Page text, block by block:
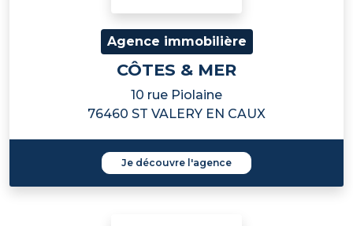
Agence immobilière
CÔTES & MER
10 rue Piolaine
76460 ST VALERY EN CAUX
Je découvre l'agence